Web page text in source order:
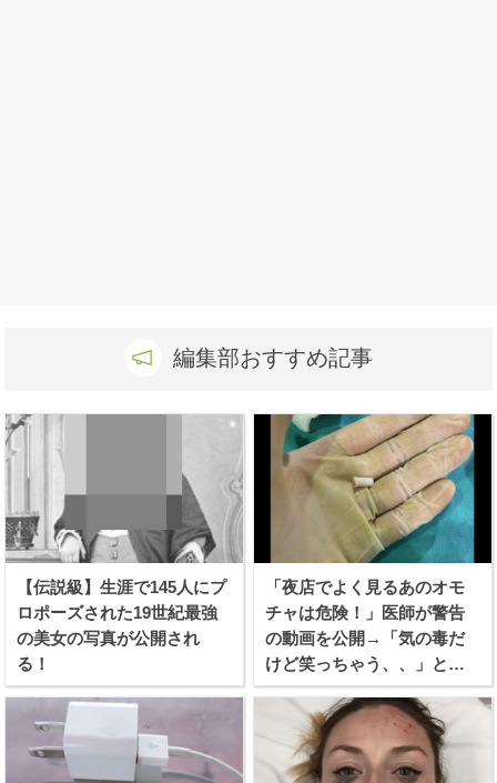
編集部おすすめ記事
【伝説級】生涯で145人にプ
ロポーズされた19世紀最強
の美女の写真が公開され
る！
「夜店でよく見るあのオモ
チャは危険！」医師が警告
の動画を公開→「気の毒だ
けど笑っちゃう、、」と話
題に！